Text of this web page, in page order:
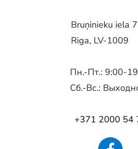
Bruņinieku iela
Riga, LV-1009
Пн.-Пт.: 9:00-
Сб.-Вс.:
+371 2000 54